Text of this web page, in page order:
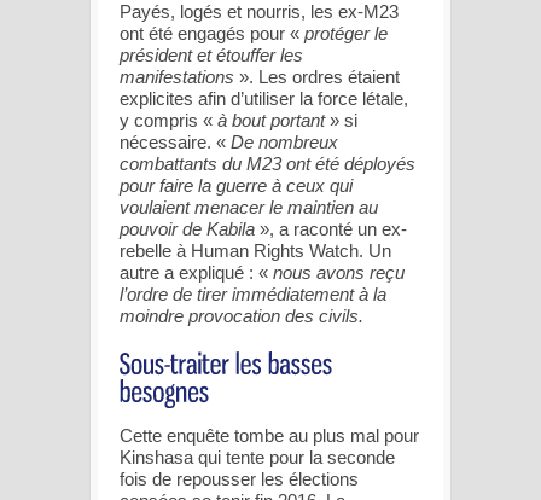
Payés, logés et nourris, les ex-M23
ont été engagés pour « protéger le
président et étouffer les
manifestations ». Les ordres étaient
explicites afin d’utiliser la force létale,
y compris « à bout portant» si
nécessaire. « De nombreux
combattants du M23 ont été déployés
pour faire la guerre à ceux qui
voulaient menacer le maintien au
pouvoir de Kabila », a raconté un ex-
rebelle à Human Rights Watch. Un
autre a expliqué : « nous avons reçu
l’ordre de tirer immédiatement à la
moindre provocation des civils.
Cette enquête tombe au plus mal pour
Kinshasa qui tente pour la seconde
fois de repousser les élections